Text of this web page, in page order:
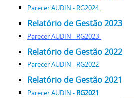
Parecer AUDIN - RG2024
Relatório de Gestão 2023
Parecer AUDIN - RG2023
Relatório de Gestão 2022
Parecer AUDIN - RG2022
Relatório de Gestão 2021
Parecer AUDIN - RG2021